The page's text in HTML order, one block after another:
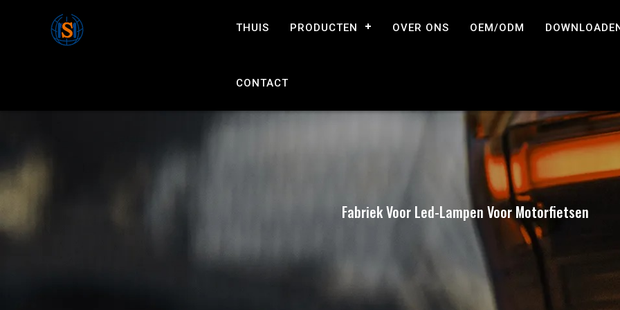
THUIS PRODUCTEN OVER ONS OEM/ODM
CONTACT
Fabriek Voor Led-Lampen Voor Motorfietsen